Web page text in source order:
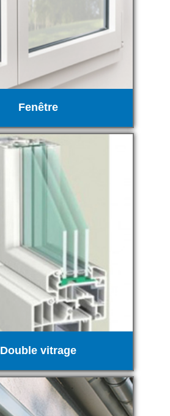
Fenêtre
Double vitrage